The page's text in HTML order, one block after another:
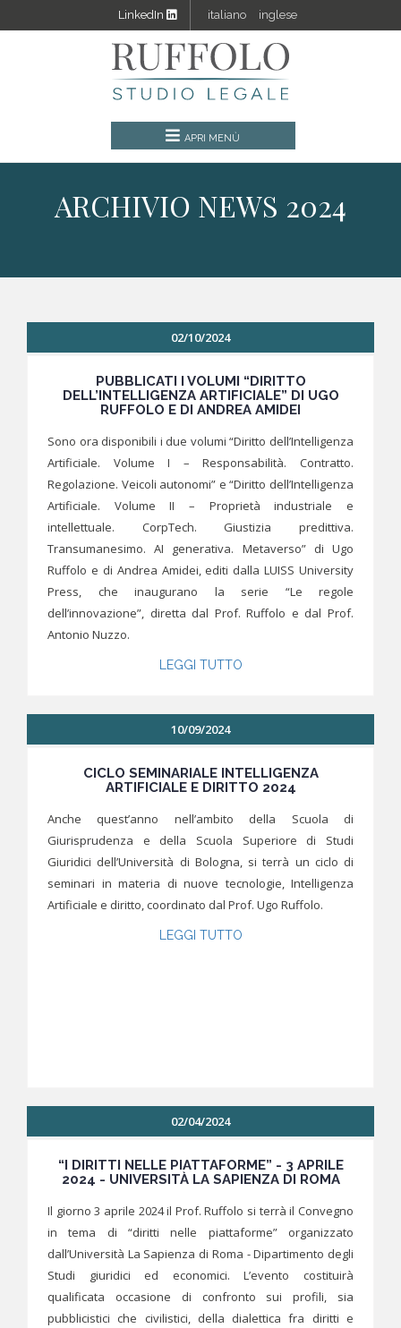
LinkedIn italiano inglese
ARCHIVIO NEWS 2024
02/10/2024
PUBBLICATI I VOLUMI “DIRITTO
DELL’INTELLIGENZA ARTIFICIALE” DI UGO
RUFFOLO E DI ANDREA AMIDEI
Sono ora disponibili i due volumi “Diritto dell’Intelligenza
Artificiale. Volume I – Responsabilità. Contratto.
Regolazione. Veicoli autonomi” e “Diritto dell’Intelligenza
Artificiale. Volume II – Proprietà industriale e
intellettuale. CorpTech. Giustizia predittiva.
Transumanesimo. AI generativa. Metaverso” di Ugo
Ruffolo e di Andrea Amidei, editi dalla LUISS University
Press, che inaugurano la serie “Le regole
dell’innovazione”, diretta dal Prof. Ruffolo e dal Prof.
Antonio Nuzzo.
LEGGI TUTTO
10/09/2024
CICLO SEMINARIALE INTELLIGENZA
ARTIFICIALE E DIRITTO 2024
Anche quest’anno nell’ambito della Scuola di
Giurisprudenza e della Scuola Superiore di Studi
Giuridici dell’Università di Bologna, si terrà un ciclo di
seminari in materia di nuove tecnologie, Intelligenza
Artificiale e diritto, coordinato dal Prof. Ugo Ruffolo.
LEGGI TUTTO
02/04/2024
“I DIRITTI NELLE PIATTAFORME” - 3 APRILE
2024 - UNIVERSITÀ LA SAPIENZA DI ROMA
Il giorno 3 aprile 2024 il Prof. Ruffolo si terrà il Convegno
in tema di “diritti nelle piattaforme” organizzato
dall’Università La Sapienza di Roma - Dipartimento degli
Studi giuridici ed economici. L’evento costituirà
qualificata occasione di confronto sui profili, sia
pubblicistici che civilistici, della dialettica fra diritti e